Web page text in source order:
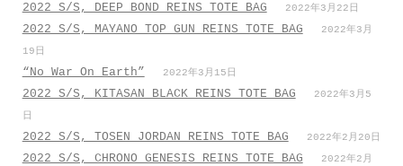
2022 S/S, DEEP BOND REINS TOTE BAG 2022年3月22日
2022 S/S, MAYANO TOP GUN REINS TOTE BAG
2022年3月
19日
“No War On Earth” 2022年3月15日
2022 S/S, KITASAN BLACK REINS TOTE BAG
2022年3月5
日
2022 S/S, TOSEN JORDAN REINS TOTE BAG 2022年2月20日
2022 S/S, CHRONO GENESIS REINS TOTE BAG
2022年2月